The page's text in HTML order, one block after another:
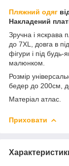
Пляжний одяг
Накладений
Зручна і яскрава
до 7XL, довга в
фігури і під будь-
малюнком.
Розмір
бедер до 200см,
Матеріал атлас.
Приховати